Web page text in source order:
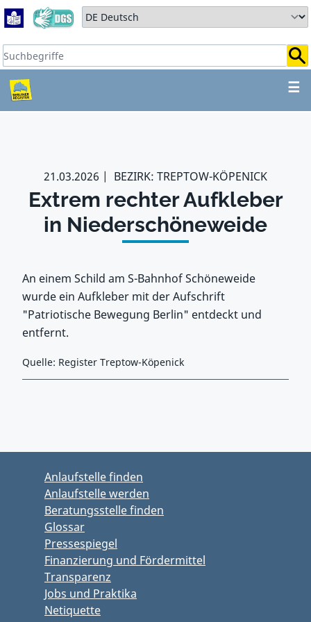
Zum Hauptbereich springen
Zum Hauptmenü springen
Sprache auswählen:
Suchbegriffe:
☰
ZUM HAUPTBEREICH
21.03.2026 BEZIRK: TREPTOW-KÖPENICK
Extrem rechter Aufkleber
in Niederschöneweide
An einem Schild am S-Bahnhof Schöneweide
wurde ein Aufkleber mit der Aufschrift
"Patriotische Bewegung Berlin" entdeckt und
entfernt.
Quelle: Register Treptow-Köpenick
Anlaufstelle finden
Anlaufstelle werden
Beratungsstelle finden
Glossar
Pressespiegel
Finanzierung und Fördermittel
Transparenz
Jobs und Praktika
Netiquette